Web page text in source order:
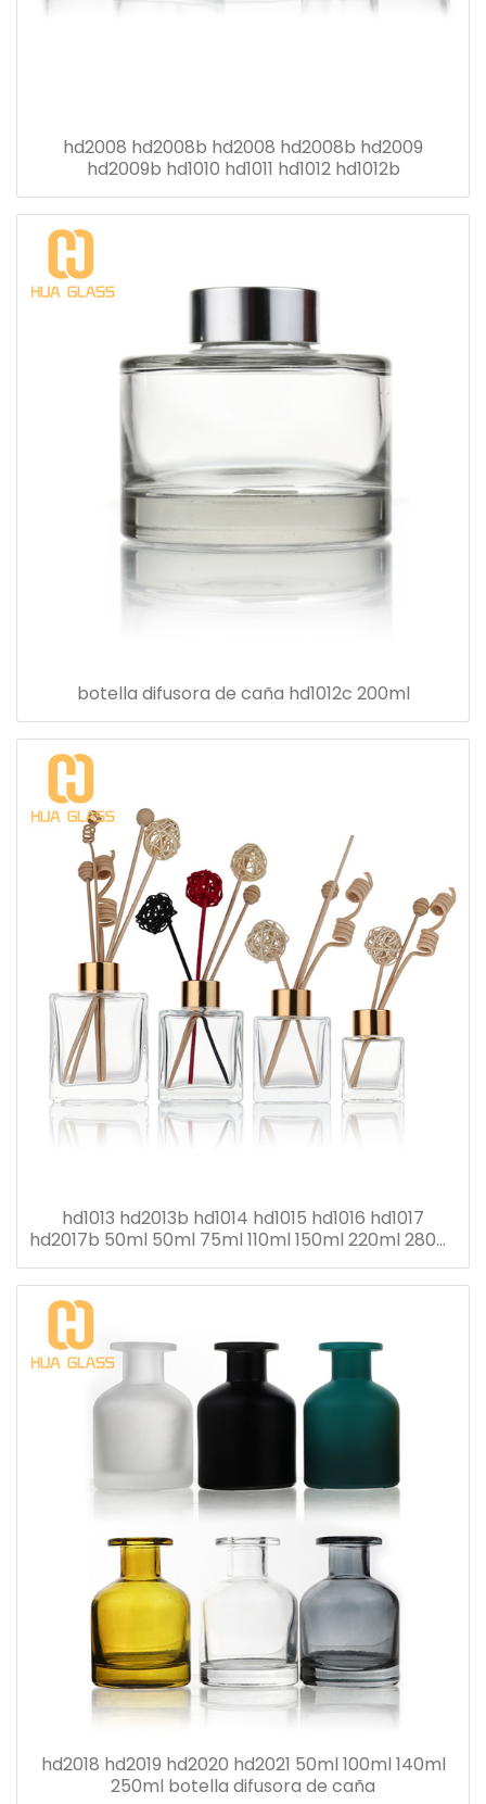
hd2008 hd2008b hd2008 hd2008b hd2009
hd2009b hd1010 hd1011 hd1012 hd1012b
botella difusora de caña hd1012c 200ml
hd1013 hd2013b hd1014 hd1015 hd1016 hd1017
hd2017b 50ml 50ml 75ml 110ml 150ml 220ml 280ml
botella difusora de caña
hd2018 hd2019 hd2020 hd2021 50ml 100ml 140ml
250ml botella difusora de caña